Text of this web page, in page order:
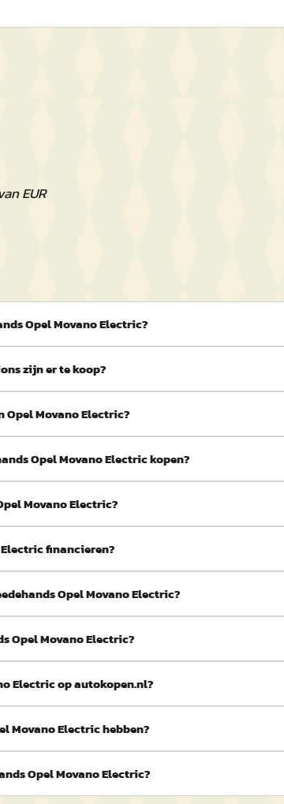
EUR
Opel Movano Electric?
zijn er te koop?
Opel Movano Electric?
Opel Movano Electric kopen?
Movano Electric?
financieren?
Opel Movano Electric?
Opel Movano Electric?
Electric op autokopen.nl?
Movano Electric hebben?
Opel Movano Electric?